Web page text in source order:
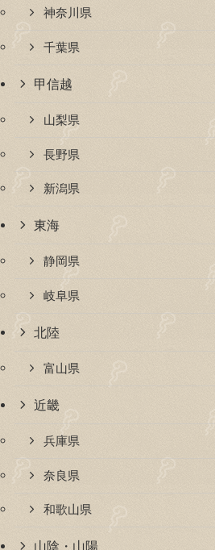
神奈川県
千葉県
甲信越
山梨県
長野県
新潟県
東海
静岡県
岐阜県
北陸
富山県
近畿
兵庫県
奈良県
和歌山県
山陰・山陽